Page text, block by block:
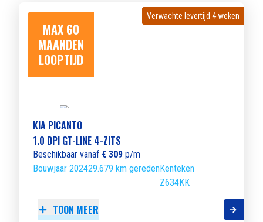
MAX 60
MAANDEN
LOOPTIJD
Verwachte levertijd 4 weken
Verwachte levertijd 4 weken
KIA PICANTO
1.0 DPI GT-LINE 4-ZITS
Beschikbaar vanaf € 309 p/m
Bouwjaar 202429.679 km geredenKenteken
Z634KK
TOON MEER